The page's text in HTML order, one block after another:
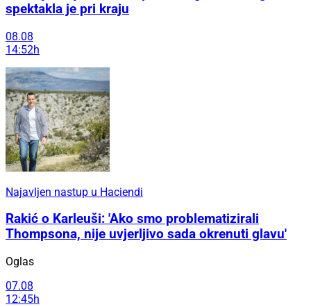
spektakla je pri kraju
08.08
14:52h
Najavljen nastup u Haciendi
Rakić o Karleuši: 'Ako smo problematizirali
Thompsona, nije uvjerljivo sada okrenuti glavu'
Oglas
07.08
12:45h